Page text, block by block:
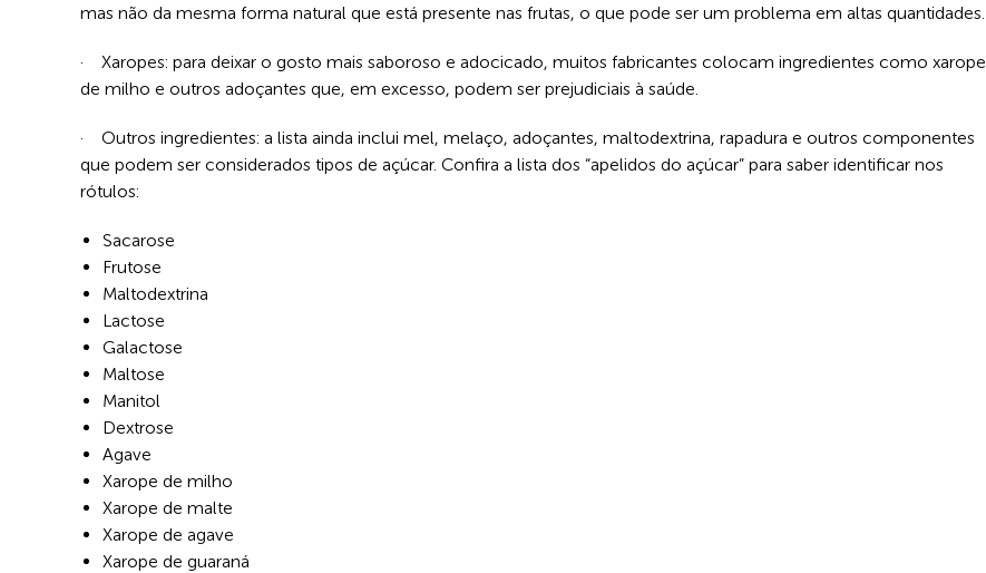
mas não da mesma forma natural que está presente nas frutas, o que pode ser um problema em altas quantidades.
· Xaropes: para deixar o gosto mais saboroso e adocicado, muitos fabricantes colocam ingredientes como xarope
de milho e outros adoçantes que, em excesso, podem ser prejudiciais à saúde.
· Outros ingredientes: a lista ainda inclui mel, melaço, adoçantes, maltodextrina, rapadura e outros componentes
que podem ser considerados tipos de açúcar. Confira a lista dos “apelidos do açúcar” para saber identificar nos
rótulos:
Sacarose
Frutose
Maltodextrina
Lactose
Galactose
Maltose
Manitol
Dextrose
Agave
Xarope de milho
Xarope de malte
Xarope de agave
Xarope de guaraná